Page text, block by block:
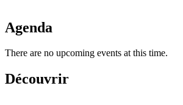
Agenda
There are no upcoming events at this time.
Découvrir